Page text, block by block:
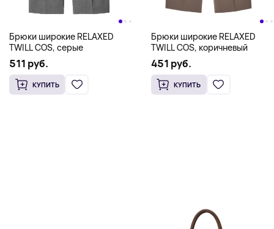
Брюки широкие RELAXED
TWILL COS, серые
511 руб.
КУПИТЬ
Брюки широкие RELAXED
TWILL COS, коричневый
451 руб.
КУПИТЬ